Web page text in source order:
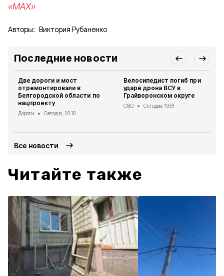
«MAX»
Авторы: Виктория Рубаненко
Последние новости
Две дороги и мост
отремонтировали в
Белгородской области по
нацпроекту
Дороги Сегодня, 20:10
Велосипедист погиб при
ударе дрона ВСУ в
Грайворонском округе
СВО Сегодня, 19:51
Все новости
Читайте также